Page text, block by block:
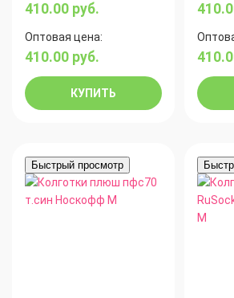
410.00 руб.
Оптовая цена:
410.00 руб.
КУПИТЬ
Быстрый просмотр